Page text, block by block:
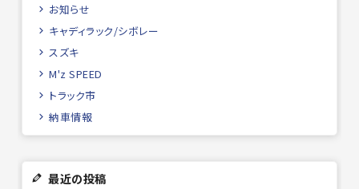
お知らせ
キャディラック/シボレー
スズキ
M'z SPEED
トラック市
納車情報
最近の投稿